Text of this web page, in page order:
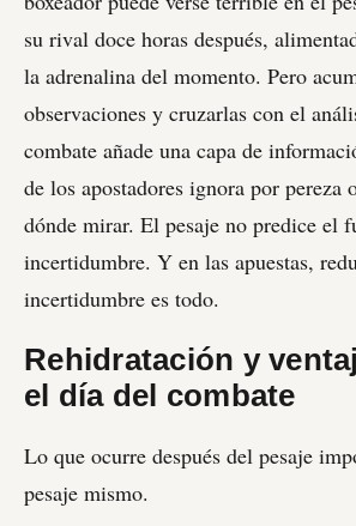
su rival doce horas después,
la adrenalina del momento. Pero
observaciones y cruzarlas con el
combate añade una capa de
de los apostadores ignora por pereza
dónde mirar. El pesaje no predice el
incertidumbre. Y en las apuestas,
incertidumbre es todo.
Rehidratación y
el día del combate
Lo que ocurre después del pesaje
pesaje mismo.